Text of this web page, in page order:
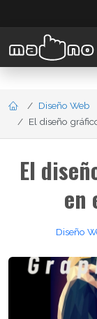
Diseño Web
El diseño
El
en
Diseño